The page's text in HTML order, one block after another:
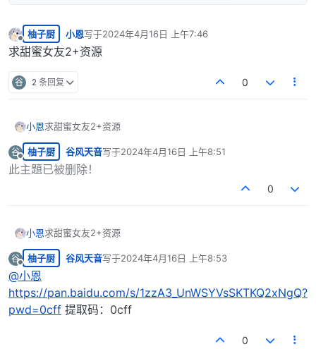
离线
柚子厨 小恩写于2024年4月16日 上午7:46
最后由 编辑
求甜蜜女友2+资源
谷 2 条回复 0
小恩求甜蜜女友2+资源
谷
离线
柚子厨 谷风天音写于2024年4月16日 上午8:51
最后由 编辑
此主題已被删除！
0
小恩求甜蜜女友2+资源
谷
离线
柚子厨 谷风天音写于2024年4月16日 上午8:53
最后由 编辑
@小恩
https://pan.baidu.com/s/1zzA3_UnWSYVsSKTKQ2xNgQ?
pwd=0cff 提取码：0cff
0